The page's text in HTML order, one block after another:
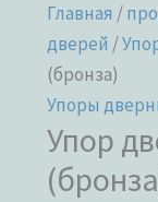
Главная /
дверей /
(бронза)
Упоры
Упор